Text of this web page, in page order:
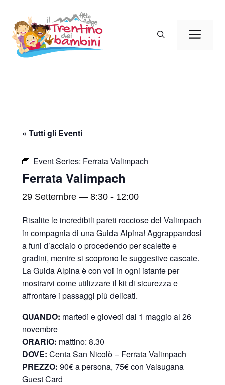
contenuto
« Tutti gli Eventi
Event Series: Ferrata Valimpach
Ferrata Valimpach
29 Settembre — 8:30 - 12:00
Risalite le incredibili pareti rocciose del Valimpach
in compagnia di una Guida Alpina! Aggrappandosi
a funi d’acciaio o procedendo per scalette e
gradini, mentre si scoprono le suggestive cascate.
La Guida Alpina è con voi in ogni istante per
mostrarvi come utilizzare il kit di sicurezza e
affrontare i passaggi più delicati.
QUANDO: martedì e giovedì dal 1 maggio al 26
novembre
ORARIO: mattino: 8.30
DOVE: Centa San Nicolò – Ferrata Valimpach
PREZZO: 90€ a persona, 75€ con Valsugana
Guest Card